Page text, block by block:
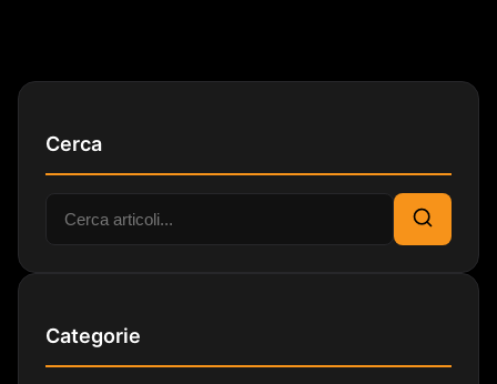
Cerca
Cerca:
Cerca
Categorie